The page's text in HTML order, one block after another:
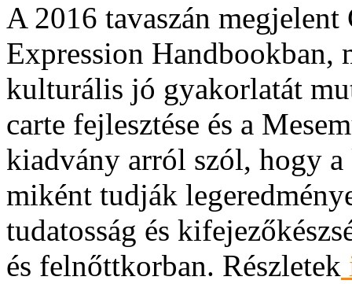
A 2016 tavaszán
Expression Handbookban,
kulturális jó gyakorlatát
carte fejlesztése és a
kiadvány arról szól, hogy
miként tudják
tudatosság és
és felnőttkorban. Részletek